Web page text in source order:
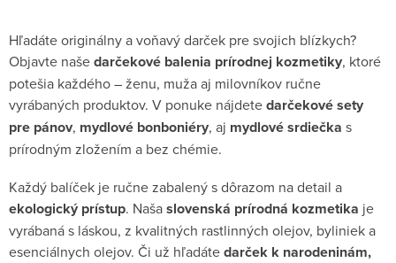
Hľadáteoriginálnyavoňavýdarček presvojich blízkych?
Objavte našedarčekové balenia prírodnej kozmetiky, ktoré
potešia každého –ženu, mužaaj milovníkov ručne
vyrábaných produktov. V ponuke nájdetedarčekovésety
pre pánov, mydlové bonboniéry, aj mydlovésrdiečka s
prírodným zložením a bez chémie.
Každý balíček je ručnezabalenýsdôrazom nadetail a
ekologický prístup. Našaslovenská prírodná kozmetika je
vyrábanás láskou, z kvalitných rastlinných olejov, bylinieka
esenciálnych olejov. Či už hľadátedarček k narodeninám,